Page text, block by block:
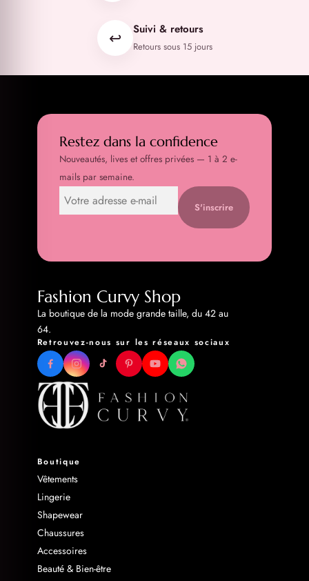
↩️ Suivi & retours
Retours sous 15 jours
Restez dans la confidence
Nouveautés, lives et offres privées — 1 à 2 e-
mails par semaine.
S'inscrire
Fashion Curvy Shop
La boutique de la mode grande taille, du 42 au
64.
Retrouvez-nous sur les réseaux sociaux
Boutique
Vêtements
Lingerie
Shapewear
Chaussures
Accessoires
Beauté & Bien-être